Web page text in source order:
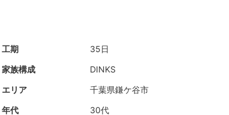
工期
35日
家族構成
DINKS
エリア
千葉県鎌ケ谷市
年代
30代